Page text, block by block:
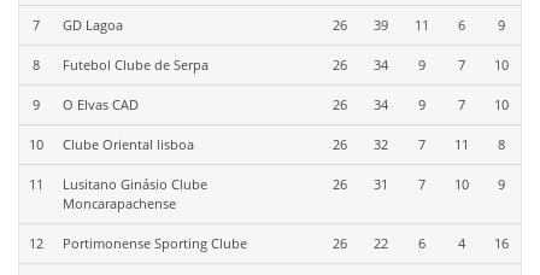
7 GD Lagoa 26 39 11 6 9
8 Futebol Clube de Serpa 26 34 9 7 10
9 O Elvas CAD 26 34 9 7 10
10 Clube Oriental lisboa 26 32 7 11 8
11
Lusitano Ginásio Clube
Moncarapachense
26 31 7 10 9
12 Portimonense Sporting Clube 26 22 6 4 16